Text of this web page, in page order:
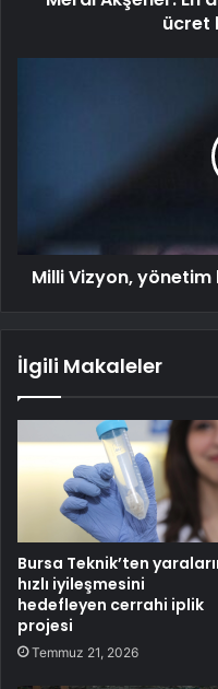
ücret
Milli Vizyon,
İlgili Makaleler
Bursa Teknik’ten
hızlı iyileşmesini
hedefleyen cerrahi iplik
projesi
Temmuz 21, 2026